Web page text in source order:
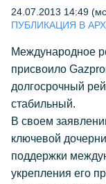
24.07.2013 14:49
ПУБЛИКАЦИЯ В
Международное
присвоило
долгосрочный
стабильный.
В своем
ключевой
поддержки
укрепления его